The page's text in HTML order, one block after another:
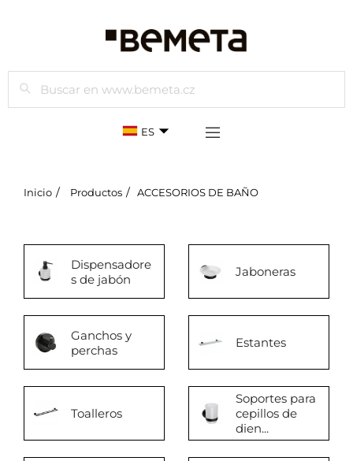
Buscar
ES
Inicio Productos ACCESORIOS DE BAÑO
Dispensadore
s de jabón
Jaboneras
Ganchos y
perchas
Estantes
Toalleros
Soportes para
cepillos de
dien...